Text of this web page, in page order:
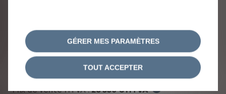
ë-Jumpy
ë-Jumpy M 49kWh
Prix de vente HTVA :26 550 € HTVA
GÉRER MES PARAMÈTRES
TOUT ACCEPTER